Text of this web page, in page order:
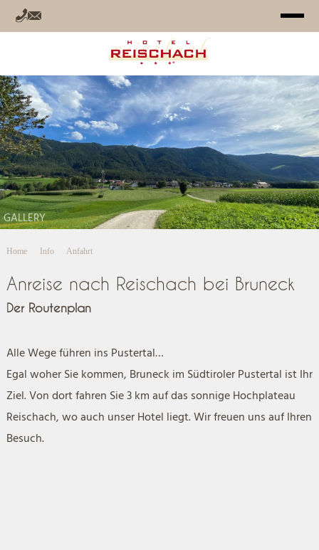
HOTEL
ZIMMER
ANGEBOTE
RELAX
SOMMER
WINTER
INFO
GALLERY
Home Info Anfahrt
Anreise nach Reischach bei Bruneck
Der Routenplan
Alle Wege führen ins Pustertal…
Egal woher Sie kommen, Bruneck im Südtiroler Pustertal ist Ihr
Ziel. Von dort fahren Sie 3 km auf das sonnige Hochplateau
Reischach, wo auch unser Hotel liegt. Wir freuen uns auf Ihren
Besuch.